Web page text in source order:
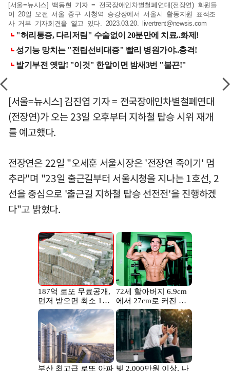
[서울=뉴시스] 백동현 기자 = 전국장애인차별철폐연대(전장연) 회원들
이 20일 오전 서울 중구 시청역 승강장에서 서울시 활동지원 표적조
사 거부 기자회견을 열고 있다. 2023.03.20. livertrent@newsis.com
[서울=뉴시스] 김진엽 기자 = 전국장애인차별철폐연대
(전장연)가 오는 23일 오후부터 지하철 탑승 시위 재개
를 예고했다.
전장연은 22일 "오세훈 서울시장은 '전장연 죽이기' 멈
추라"며 "23일 출근길부터 서울시청을 지나는 1호선, 2
선을 중심으로 '출근길 지하철 탑승 선전전'을 진행하겠
다"고 밝혔다.